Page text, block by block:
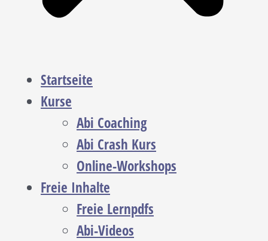
Startseite
Kurse
Abi Coaching
Abi Crash Kurs
Online-Workshops
Freie Inhalte
Freie Lernpdfs
Abi-Videos